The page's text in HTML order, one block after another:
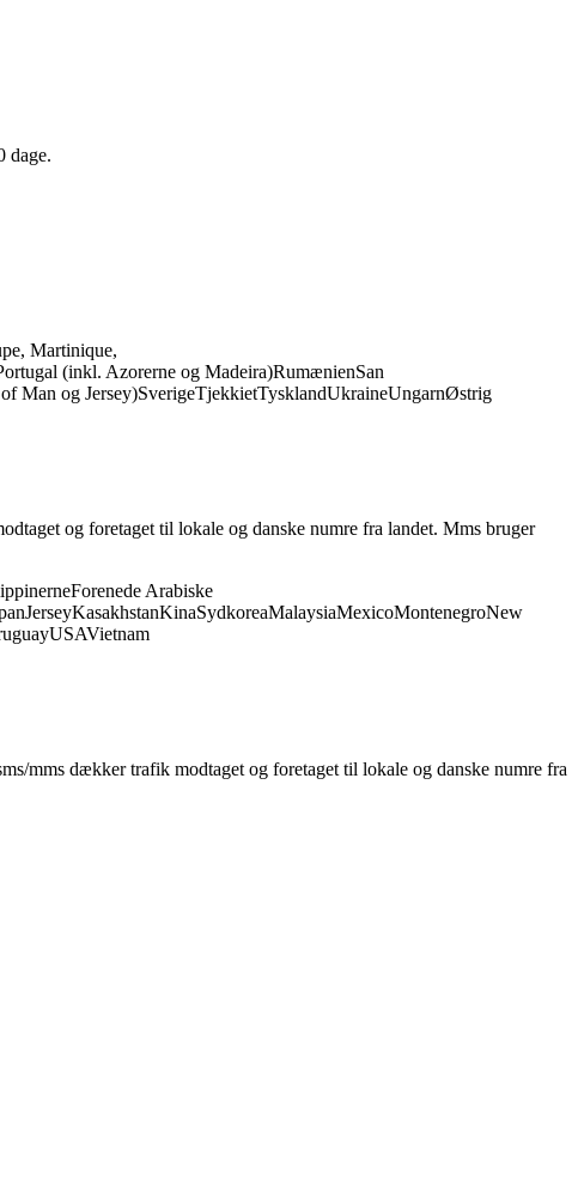
dage.
Martinique,
(inkl. Azorerne og Madeira)RumænienSan
Man og Jersey)SverigeTjekkietTysklandUkraineUngarnØstrig
og foretaget til lokale og danske numre fra landet. Mms bruger
Forenede Arabiske
JerseyKasakhstanKinaSydkoreaMalaysiaMexicoMontenegroNew
USAVietnam
mms dækker trafik modtaget og foretaget til lokale og danske numre fra